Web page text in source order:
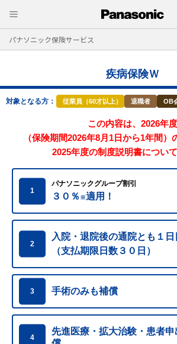
パナソニック保険サービス
疾病保険Ｗ
対象となる方： 従業員（60才以上） 退職者 OB
この内容は、2026年度
（保険期間2026年8月1日から1年間）
2025年度の制度説明書につい
1
パナソニックグループ割引
３０％ ※適用！
2
入院・退院後の通院とも１
（支払期限日数３０日）
3 手術のみも補償
4
先進医療・拡大治験・患者